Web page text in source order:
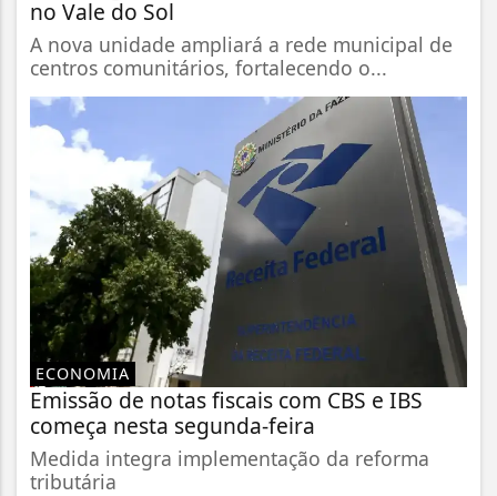
no Vale do Sol
A nova unidade ampliará a rede municipal de
centros comunitários, fortalecendo o...
ECONOMIA
Emissão de notas fiscais com CBS e IBS
começa nesta segunda-feira
Medida integra implementação da reforma
tributária